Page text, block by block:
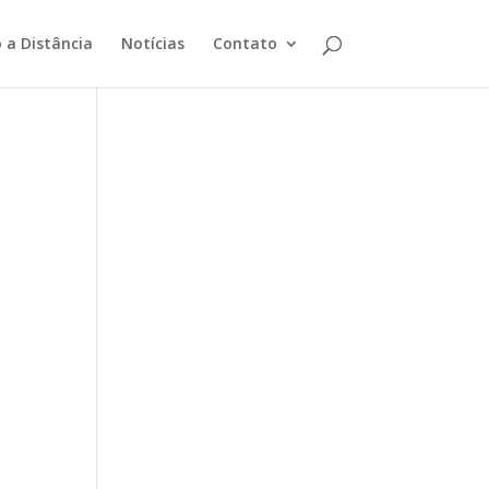
a Distância Notícias Contato